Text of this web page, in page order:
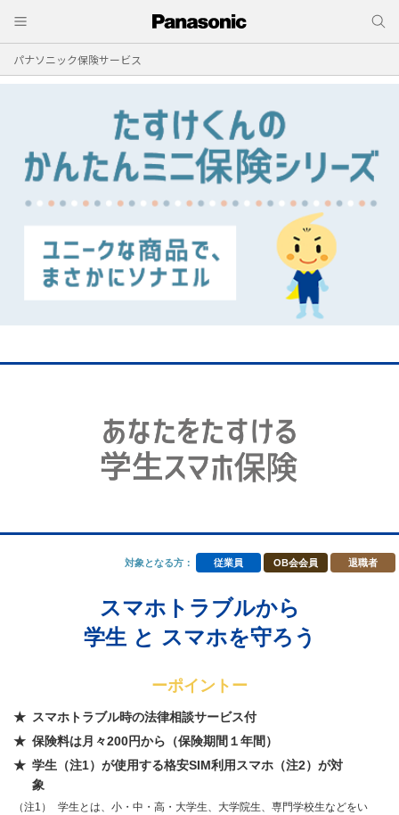
パナソニック保険サービス
対象となる方： 従業員 OB会会員 退職者
スマホトラブルから
学生 と スマホを守ろう
ーポイントー
スマホトラブル時の法律相談サービス付
保険料は月々200円から（保険期間１年間）
学生（注1）が使用する格安SIM利用スマホ（注2）が対
象
（注1）
学生とは、小・中・高・大学生、大学院生、専門学校生などをい